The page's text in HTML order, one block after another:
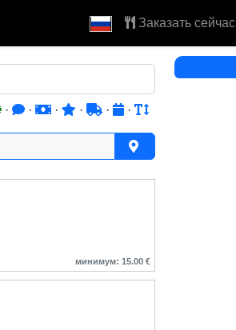
Заказать сейчас
· · · · · ·
минимум: 15.00 €